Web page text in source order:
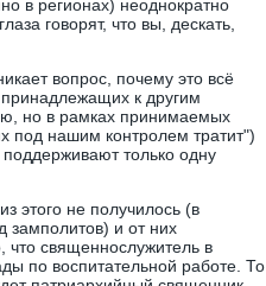
в регионах) неоднократно
говорят, что вы, дескать,
вопрос, почему это всё
к другим
но в рамках принимаемых
под нашим контролем тратит")
только одну
этого не получилось (в
замполитов) и от них
что священнослужитель в
по воспитательной работе. То